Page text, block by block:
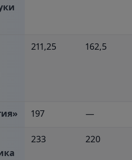
211,25 162,5
197 —
233 220